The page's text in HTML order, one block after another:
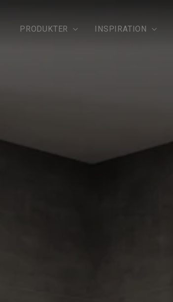
PRODUKTER INSPIRATION